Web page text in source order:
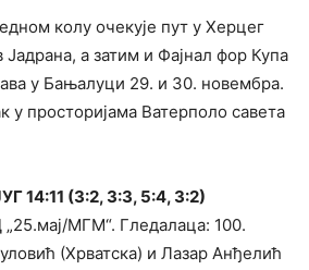
колу очекује пут у Херцег
а затим и Фајнал фор Купа
у Бањалуци 29. и 30. новембра.
у просторијама Ватерполо савета
14:11 (3:2, 3:3, 5:4, 3:2)
МГМ“. Гледалаца: 100.
(Хрватска) и Лазар Анђелић